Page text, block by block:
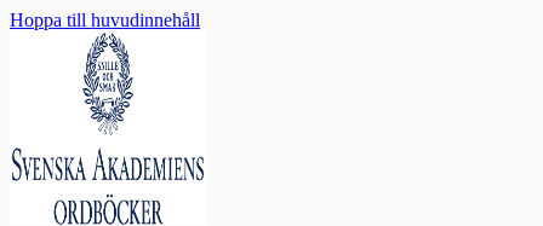
Hoppa till huvudinnehåll